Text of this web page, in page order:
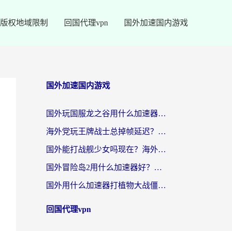
版权地域限制 回国代理vpn 国外加速国内游戏
国外加速国内游戏
国外玩国服龙之谷用什么加速器最好？一份给海外游子的终极指南
海外党玩王牌战士总掉帧延迟？这份王牌战士延迟加速器终极指南救你命
国外能打战舰少女吗现在？海外玩家的国服游戏加速终极指南
国外冒险岛2用什么加速器好？海外党国服游戏畅玩全攻略（附鸣潮哈利波特加速技巧）
国外用什么加速器打植物大战僵尸好？海外党国服游戏加速终极指南
回国代理vpn